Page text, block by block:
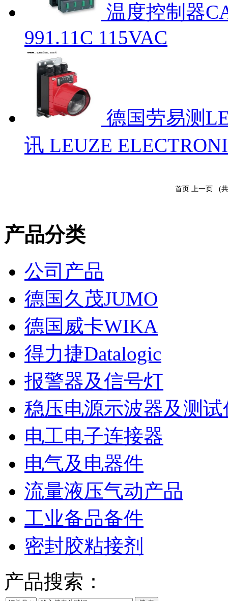
温度控制器
991.11C 115VAC
德国劳易测
讯 LEUZE
首页 上一页 (
产品分类
公司产品
德国久茂JUMO
德国威卡WIKA
得力捷Datalogic
报警器及信号灯
稳压电源示波器及测试
电工电子连接器
电气及电器件
流量液压气动产品
工业备品备件
密封胶粘接剂
产品搜索：